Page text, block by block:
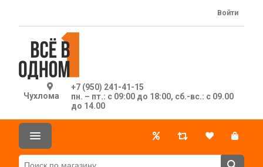
Чухлома
+7 (950) 241-41-15
пн. – пт.: с 09:00 до 18:00, сб.-вс.: с 09.00
до 14.00
Войти